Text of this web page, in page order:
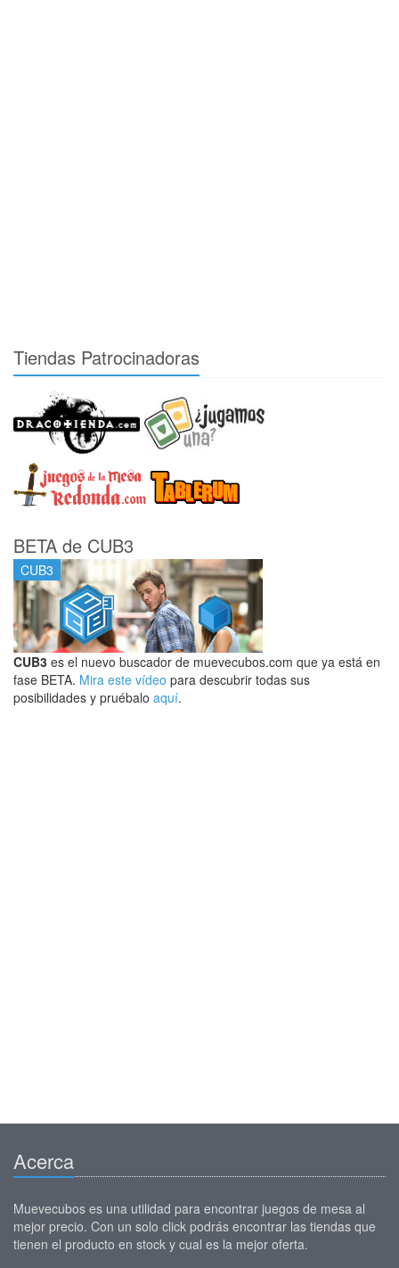
Tiendas Patrocinadoras
BETA de CUB3
CUB3
CUB3 es el nuevo buscador de muevecubos.com que ya está en
fase BETA. Mira este vídeo para descubrir todas sus
posibilidades y pruébalo aquí.
Acerca
Muevecubos es una utilidad para encontrar juegos de mesa al
mejor precio. Con un solo click podrás encontrar las tiendas que
tienen el producto en stock y cual es la mejor oferta.